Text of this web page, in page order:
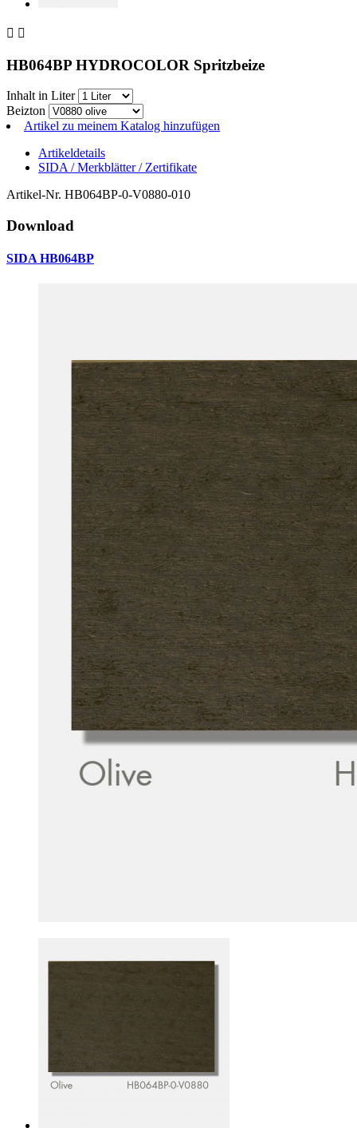
 
HB064BP HYDROCOLOR Spritzbeize
Inhalt in Liter
Beizton
Artikel zu meinem Katalog hinzufügen
Artikeldetails
SIDA / Merkblätter / Zertifikate
Artikel-Nr. HB064BP-0-V0880-010
Download
SIDA HB064BP